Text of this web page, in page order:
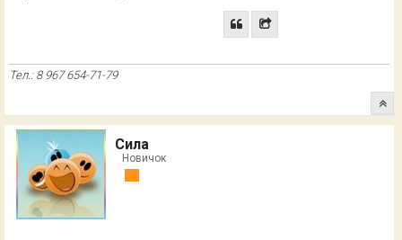
Тел.: 8 967 654-71-79
Сила
Новичок